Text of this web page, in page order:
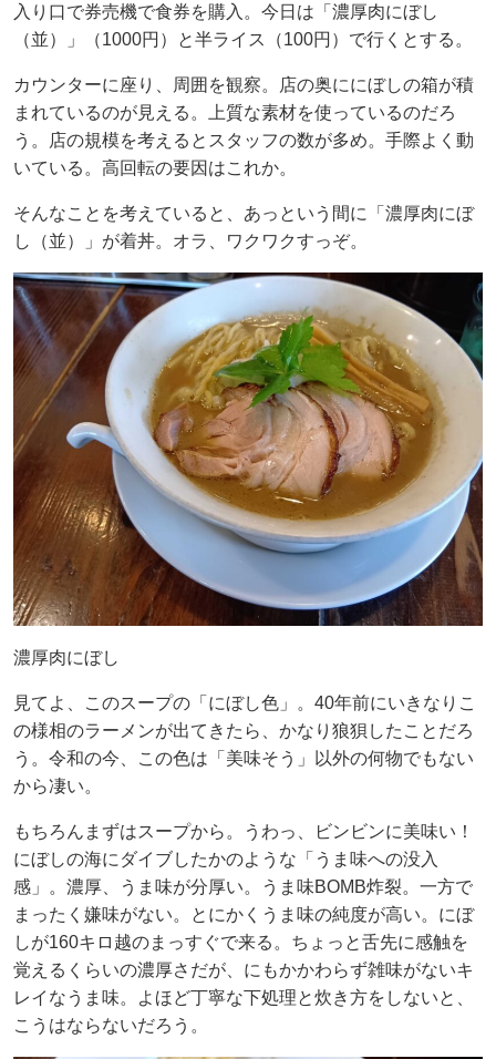
入り口で券売機で食券を購入。今日は「濃厚肉にぼし
（並）」（1000円）と半ライス（100円）で行くとする。
カウンターに座り、周囲を観察。店の奥ににぼしの箱が積
まれているのが見える。上質な素材を使っているのだろ
う。店の規模を考えるとスタッフの数が多め。手際よく動
いている。高回転の要因はこれか。
そんなことを考えていると、あっという間に「濃厚肉にぼ
し（並）」が着丼。オラ、ワクワクすっぞ。
濃厚肉にぼし
見てよ、このスープの「にぼし色」。40年前にいきなりこ
の様相のラーメンが出てきたら、かなり狼狽したことだろ
う。令和の今、この色は「美味そう」以外の何物でもない
から凄い。
もちろんまずはスープから。うわっ、ビンビンに美味い！
にぼしの海にダイブしたかのような「うま味への没入
感」。濃厚、うま味が分厚い。うま味BOMB炸裂。一方で
まったく嫌味がない。とにかくうま味の純度が高い。にぼ
しが160キロ越のまっすぐで来る。ちょっと舌先に感触を
覚えるくらいの濃厚さだが、にもかかわらず雑味がないキ
レイなうま味。よほど丁寧な下処理と炊き方をしないと、
こうはならないだろう。